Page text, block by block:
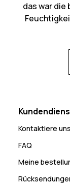
das war die
Kontaktiere uns
FAQ
Meine